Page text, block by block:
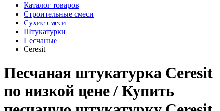
Каталог товаров
Строительные смеси
Сухие смеси
Штукатурки
Песчаные
Ceresit
Песчаная штукатурка Ceresit
по низкой цене / Купить